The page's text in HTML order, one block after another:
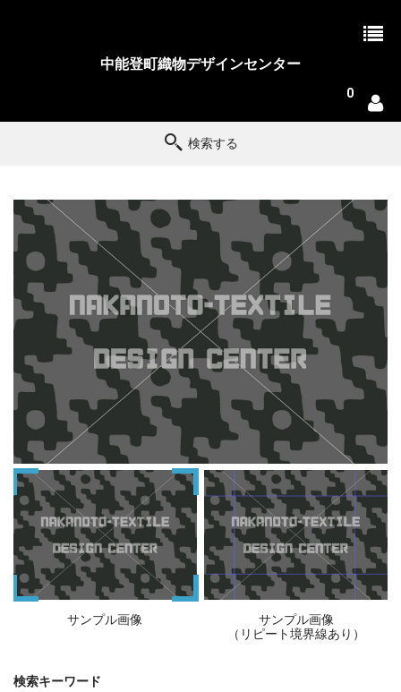
中能登町織物デザインセンター
0
検索する
サンプル画像
サンプル画像
（リピート境界線あり）
検索キーワード